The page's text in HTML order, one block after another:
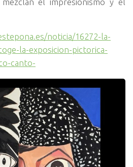
noticia/16272-la-
la-exposicion-pictorica-
canto-